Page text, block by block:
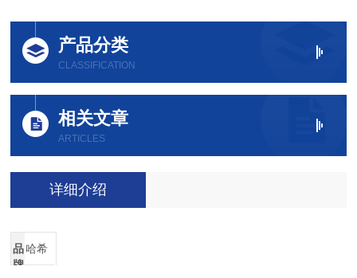
产品分类
CLASSIFICATION
相关文章
ARTICLES
详细介绍
品
牌
哈希